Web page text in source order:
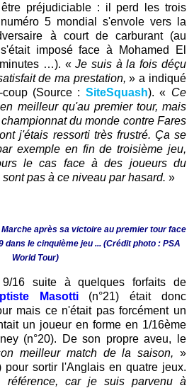
préjudiciable : il perd les trois
5 mondial s'envole vers la
à court de carburant (au
imposé face à Mohamed El
minutes …). «Je suis à la fois déçu
de ma prestation,» a indiqué
coup (Source : SiteSquash). « Ce
meilleur qu'au premier tour, mais
du monde contre Fares
j'étais ressorti très frustré. Ça se
exemple en fin de troisième jeu,
le cas face à des joueurs du
pas à ce niveau par hasard.»
après sa victoire au premier tour face
dans le cinquième jeu ... (Crédit photo : PSA
World Tour)
16 suite à quelques forfaits de
Masotti(n°21) était donc
mais ce n'était pas forcément un
un joueur en forme en 1/16ème
(n°20). De son propre aveu, le
meilleur match de la saison, »
pour sortir l'Anglais en quatre jeux.
car je suis parvenu à